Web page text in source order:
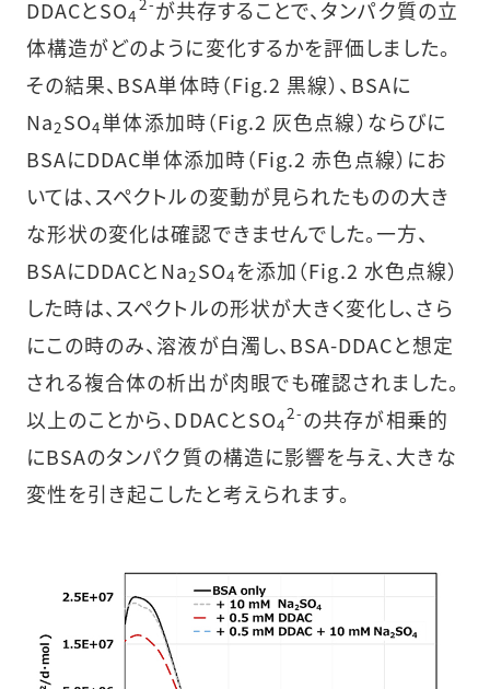
DDACとSO4
が共存することで、タンパク質の立
体構造がどのように変化するかを評価しました。
その結果、BSA単体時（Fig.2 黒線）、BSAに
Na2SO4単体添加時（Fig.2 灰色点線）ならびに
BSAにDDAC単体添加時（Fig.2 赤色点線）にお
いては、スペクトルの変動が見られたものの大き
な形状の変化は確認できませんでした。一方、
BSAにDDACとNa2SO4 を添加（Fig.2 水色点線）
した時は、スペクトルの形状が大きく変化し、さら
にこの時のみ、溶液が白濁し、BSA-DDACと想定
される複合体の析出が肉眼でも確認されました。
以上のことから、DDACとSO4
2-の共存が相乗的
にBSAのタンパク質の構造に影響を与え、大きな
変性を引き起こしたと考えられます。